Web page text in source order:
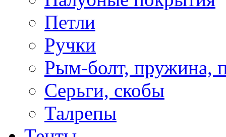
Петли
Ручки
Рым-болт, пружина,
Серьги, скобы
Талрепы